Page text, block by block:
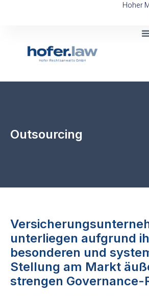
Hoher
Outsourcing
unterliegen aufgrund
besonderen und
Stellung am Markt
strengen Governance-